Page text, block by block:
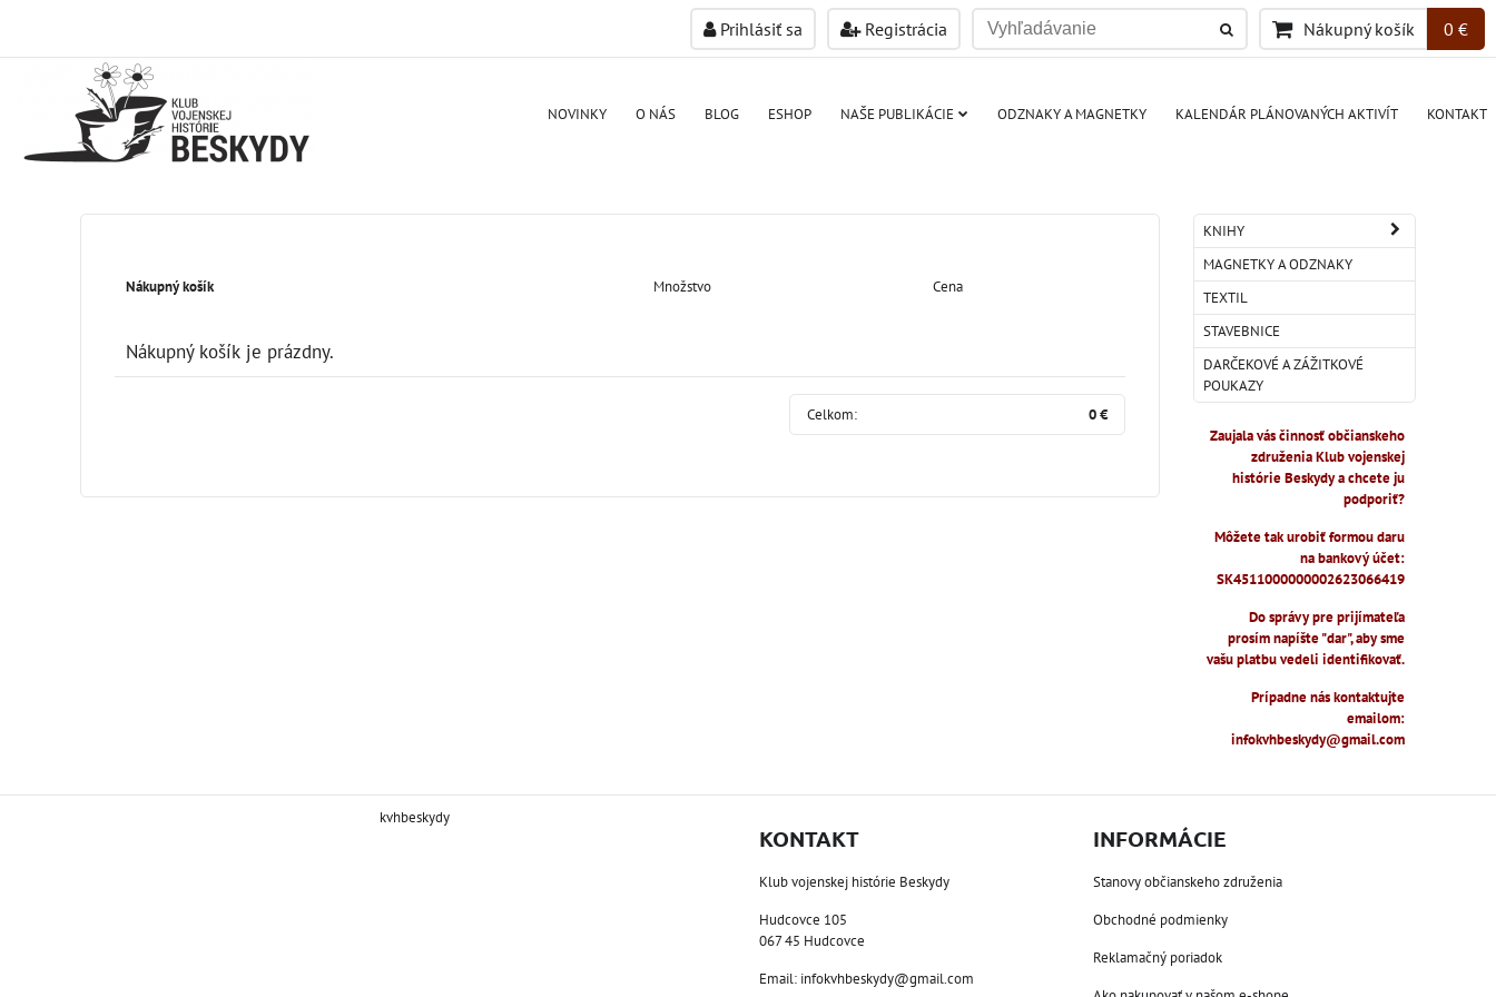
Prihlásiť sa Registrácia Nákupný košík 0 €
NOVINKY O NÁS BLOG ESHOP NAŠE PUBLIKÁCIE ODZNAKY A MAGNETKY KALENDÁR PLÁNOVANÝCH AKTIVÍT KONTAKT
Nákupný košík Množstvo Cena
Nákupný košík je prázdny.
Celkom: 0 €
KNIHY
MAGNETKY A ODZNAKY
TEXTIL
STAVEBNICE
DARČEKOVÉ A ZÁŽITKOVÉ
POUKAZY
Zaujala vás činnosť občianskeho
združenia Klub vojenskej
histórie Beskydy a chcete ju
podporiť?
Môžete tak urobiť formou daru
na bankový účet:
SK4511000000002623066419
Do správy pre prijímateľa
prosím napíšte "dar", aby sme
vašu platbu vedeli identifikovať.
Prípadne nás kontaktujte
emailom:
infokvhbeskydy@gmail.com
kvhbeskydy
KONTAKT
Klub vojenskej histórie Beskydy
Hudcovce 105
067 45 Hudcovce
Email: infokvhbeskydy@gmail.com
INFORMÁCIE
Stanovy občianskeho združenia
Obchodné podmienky
Reklamačný poriadok